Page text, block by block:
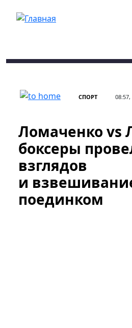
СПОРТ 08:57,
Ломаченко vs
боксеры
взглядов
и
поединком